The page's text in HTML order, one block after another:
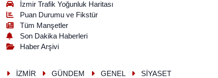
İzmir Trafik Yoğunluk Haritası
Puan Durumu ve Fikstür
Tüm Manşetler
Son Dakika Haberleri
Haber Arşivi
İZMİR GÜNDEM GENEL SİYASET